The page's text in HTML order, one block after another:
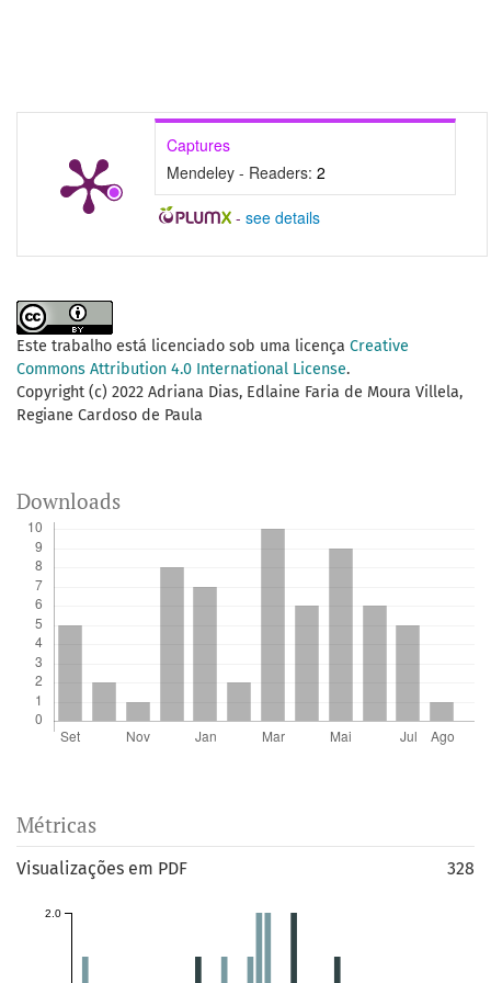
Captures
Mendeley - Readers: 2
- see details
Este trabalho está licenciado sob uma licença Creative
Commons Attribution 4.0 International License.
Copyright (c) 2022 Adriana Dias, Edlaine Faria de Moura Villela,
Regiane Cardoso de Paula
Downloads
Métricas
Visualizações em PDF 328
2.0